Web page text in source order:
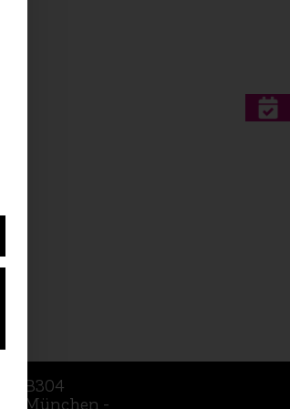
B304
München -